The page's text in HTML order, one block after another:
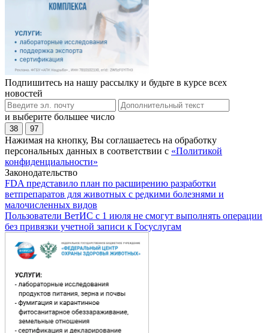
Подпишитесь на нашу рассылку и будьте в курсе всех
новостей
и выберите большее число
38 97
Нажимая на кнопку, Вы соглашаетесь на обработку
персональных данных в соответствии с «Политикой
конфиденциальности»
Законодательство
FDA представило план по расширению разработки
ветпрепаратов для животных с редкими болезнями и
малочисленных видов
Пользователи ВетИС с 1 июля не смогут выполнять операции
без привязки учетной записи к Госуслугам